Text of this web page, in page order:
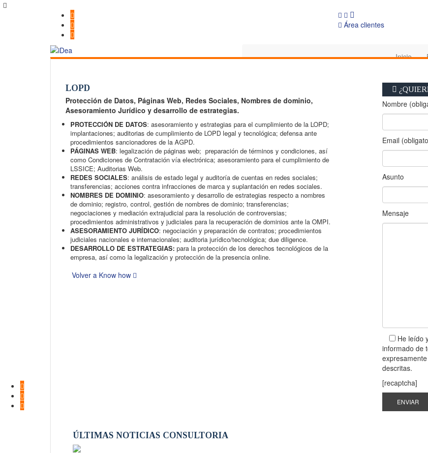
Área clientes
Inicio
LOPD
Protección de Datos, Páginas Web, Redes Sociales, Nombres de dominio,
Asesoramiento Jurídico y desarrollo de estrategias.
PROTECCIÓN DE DATOS: asesoramiento y estrategias para el cumplimiento de la LOPD;
implantaciones; auditorias de cumplimiento de LOPD legal y tecnológica; defensa ante
procedimientos sancionadores de la AGPD.
PÁGINAS WEB: legalización de páginas web; preparación de términos y condiciones, así
como Condiciones de Contratación vía electrónica; asesoramiento para el cumplimiento de
LSSICE; Auditorias Web.
REDES SOCIALES: análisis de estado legal y auditoría de cuentas en redes sociales;
transferencias; acciones contra infracciones de marca y suplantación en redes sociales.
NOMBRES DE DOMINIO: asesoramiento y desarrollo de estrategias respecto a nombres
de dominio; registro, control, gestión de nombres de dominio; transferencias;
negociaciones y mediación extrajudicial para la resolución de controversias;
procedimientos administrativos y judiciales para la recuperación de dominios ante la OMPI.
ASESORAMIENTO JURÍDICO: negociación y preparación de contratos; procedimientos
judiciales nacionales e internacionales; auditoria jurídico/tecnológica; due diligence.
DESARROLLO DE ESTRATEGIAS: para la protección de los derechos tecnológicos de la
empresa, así como la legalización y protección de la presencia online.
Volver a Know how
Nombre
Email
Asunto
Mensaje
He leído
informado de
descritas.
[recaptcha]
ÚLTIMAS NOTICIAS CONSULTORIA